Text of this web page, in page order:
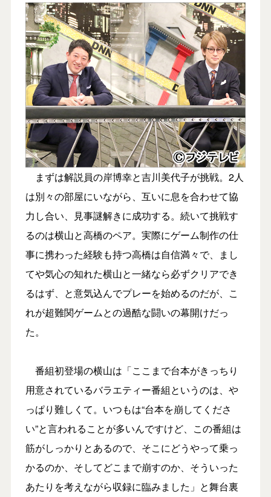
まずは解説員の岸博幸と吉川美代子が挑戦。2人
は別々の部屋にいながら、互いに息を合わせて協
力し合い、見事謎解きに成功する。続いて挑戦す
るのは横山と高橋のペア。実際にゲーム制作の仕
事に携わった経験も持つ高橋は自信満々で、まし
てや気心の知れた横山と一緒なら必ずクリアでき
るはず、と意気込んでプレーを始めるのだが、こ
れが超難関ゲームとの過酷な闘いの幕開けだっ
た。
番組初登場の横山は「ここまで台本がきっちり
用意されているバラエティー番組というのは、や
っぱり難しくて。いつもは“台本を崩してくださ
い”と言われることが多いんですけど、この番組は
筋がしっかりとあるので、そこにどうやって乗っ
かるのか、そしてどこまで崩すのか、そういった
あたりを考えながら収録に臨みました」と舞台裏